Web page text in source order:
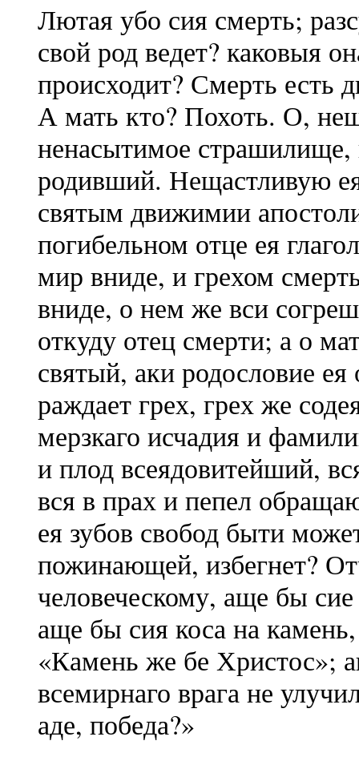
Лютая убо сия смерть;
свой род ведет? каковыя
происходит? Смерть есть
А мать кто? Похоть. О,
ненасытимое
родивший. Нещастливую
святым движимии
погибельном отце ея
мир вниде, и грехом
вниде, о нем же вси
откуду отец смерти; а о
святый, аки родословие
раждает грех, грех же
мерзкаго исчадия и
и плод всеядовитейший,
вся в прах и пепел
ея зубов свобод быти
пожинающей, избегнет?
человеческому, аще бы
аще бы сия коса на
«Камень же бе Христос»;
всемирнаго врага не
аде, победа?»